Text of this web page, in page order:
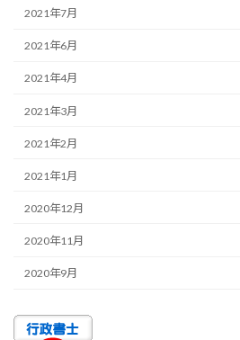
2021年7月
2021年6月
2021年4月
2021年3月
2021年2月
2021年1月
2020年12月
2020年11月
2020年9月